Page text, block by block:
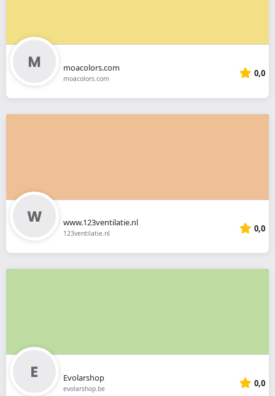
moacolors.com
moacolors.com 0,0
www.123ventilatie.nl
123ventilatie.nl 0,0
Evolarshop
evolarshop.be 0,0